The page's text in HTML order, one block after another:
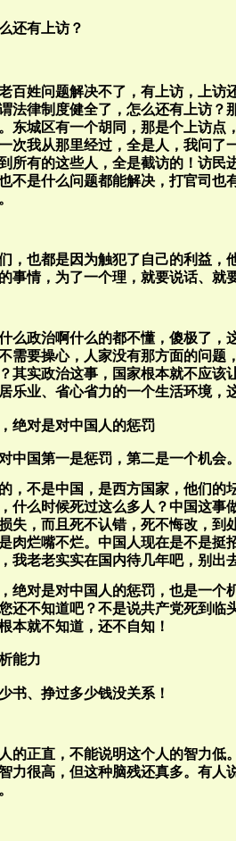
还有上访？
百姓问题解决不了，有上访，上访
法律制度健全了，怎么还有上访？
东城区有一个胡同，那是个上访点
次我从那里经过，全是人，我问了
所有的这些人，全是截访的！访民
不是什么问题都能解决，打官司也
，也都是因为触犯了自己的利益，
事情，为了一个理，就要说话、就
么政治啊什么的都不懂，傻极了，
需要操心，人家没有那方面的问题
其实政治这事，国家根本就不应该
乐业、省心省力的一个生活环境，
绝对是对中国人的惩罚
中国第一是惩罚，第二是一个机会
，不是中国，是西方国家，他们的
什么时候死过这么多人？中国这事
失，而且死不认错，死不悔改，到
肉烂嘴不烂。中国人现在是不是挺
我老老实实在国内待几年吧，别出
绝对是对中国人的惩罚，也是一个
还不知道吧？不是说共产党死到临
本就不知道，还不自知！
能力
书、挣过多少钱没关系！
的正直，不能说明这个人的智力低
力很高，但这种脑残还真多。有人